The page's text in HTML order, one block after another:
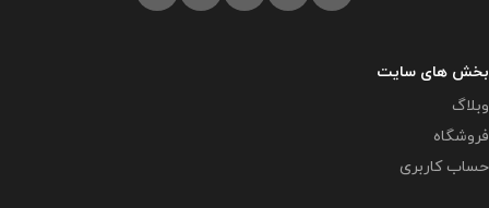
بخش های سایت
وبلاگ
فروشگاه
حساب کاربری